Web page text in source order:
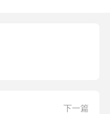
下一篇